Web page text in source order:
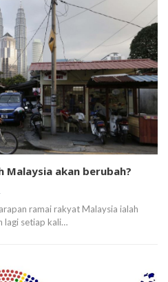
Malaysia akan berubah?
ramai rakyat Malaysia ialah
lagi setiap kali…